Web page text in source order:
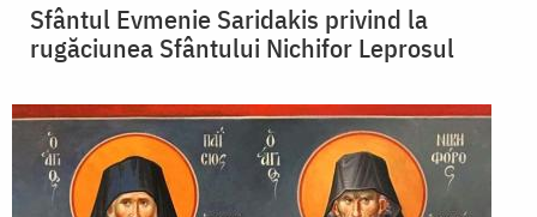
Sfântul Evmenie Saridakis privind la
rugăciunea Sfântului Nichifor Leprosul